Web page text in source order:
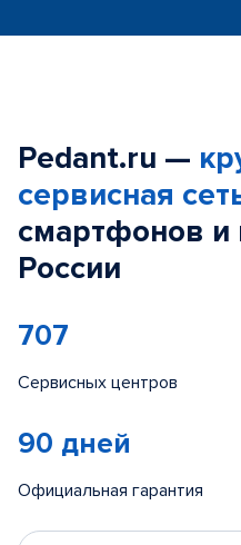
Pedant.ru —
сервисная
смартфонов и
России
707
Сервисных центров
90 дней
Официальная гарантия